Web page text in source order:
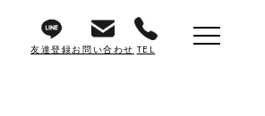
友達登録お問い合わせ TEL